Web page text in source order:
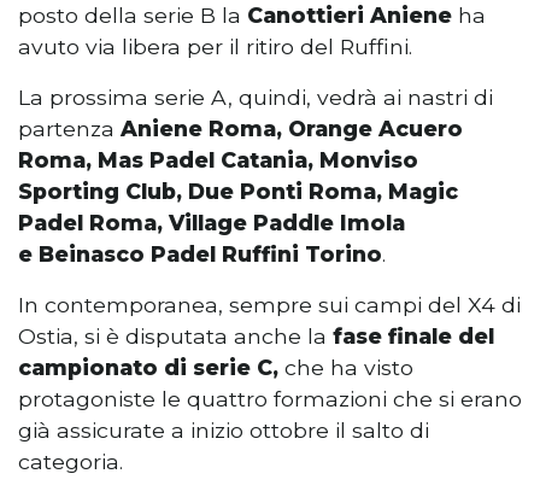
posto della serie B la Canottieri Aniene ha
avuto via libera per il ritiro del Ruffini.
La prossima serie A, quindi, vedrà ai nastri di
partenza Aniene Roma, Orange Acuero
Roma, Mas Padel Catania, Monviso
Sporting Club, Due Ponti Roma, Magic
Padel Roma, Village Paddle Imola
e Beinasco Padel Ruffini Torino.
In contemporanea, sempre sui campi del X4 di
Ostia, si è disputata anche la fase finale del
campionato di serie C, che ha visto
protagoniste le quattro formazioni che si erano
già assicurate a inizio ottobre il salto di
categoria.